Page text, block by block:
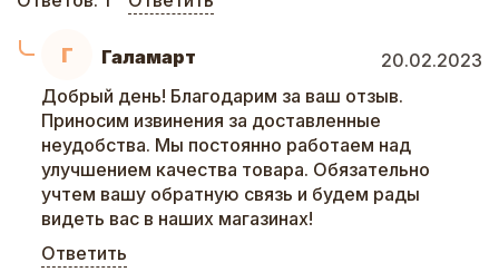
Г Галамарт
20.02.2023
Добрый день! Благодарим за ваш отзыв.
Приносим извинения за доставленные
неудобства. Мы постоянно работаем над
улучшением качества товара. Обязательно
учтем вашу обратную связь и будем рады
видеть вас в наших магазинах!
Ответить